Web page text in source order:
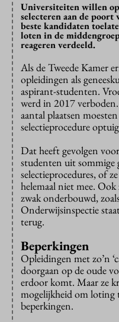
Universiteiten willen
selecteren aan de
beste kandidaten
loten in de
reageren verdeeld.
Als de Tweede Kamer
opleidingen als
aspirant-studenten.
werd in 2017
aantal plaatsen
selectieprocedure
Dat heeft gevolgen
studenten uit sommige
selectieprocedures, of
helemaal niet mee.
zwak onderbouwd,
Onderwijsinspectie
terug.
Beperkingen
Opleidingen met zo’n
doorgaan op de oude
erdoor komt. Maar ze
mogelijkheid om loting
beperkingen.